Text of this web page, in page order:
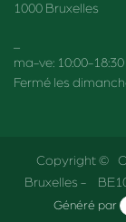
1000 Bruxelles
ma-ve:
Fermé les
Copyright ©
Bruxelles -
Généré par